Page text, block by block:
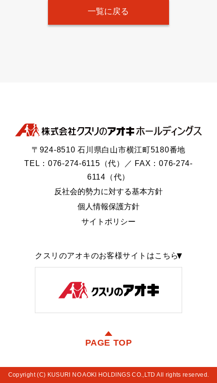
一覧に戻る
〒924-8510 石川県白山市横江町5180番地
TEL：076-274-6115（代）／ FAX：076-274-
6114（代）
反社会的勢力に対する基本方針
個人情報保護方針
サイトポリシー
クスリのアオキのお客様サイトはこちら
PAGE TOP
Copyright (C) KUSURI NO AOKI HOLDINGS CO.,LTD All rights reserved.